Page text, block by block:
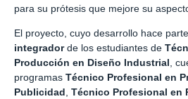
para su prótesis que mejore su
El proyecto, cuyo desarrollo hace
integradorde los estudiantes de
Producción en Diseño Industrial,
programas Técnico Profesional en
Publicidad, Técnico Profesional en